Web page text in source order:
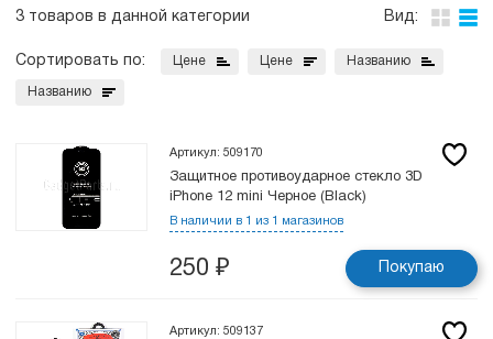
3 товаров в данной категории Вид:
Сортировать по: Цене Цене Названию
Названию
Артикул: 509170
Защитное противоударное стекло 3D
iPhone 12 mini Черное (Black)
В наличии в 1 из 1 магазинов
250 ₽ Покупаю
Артикул: 509137